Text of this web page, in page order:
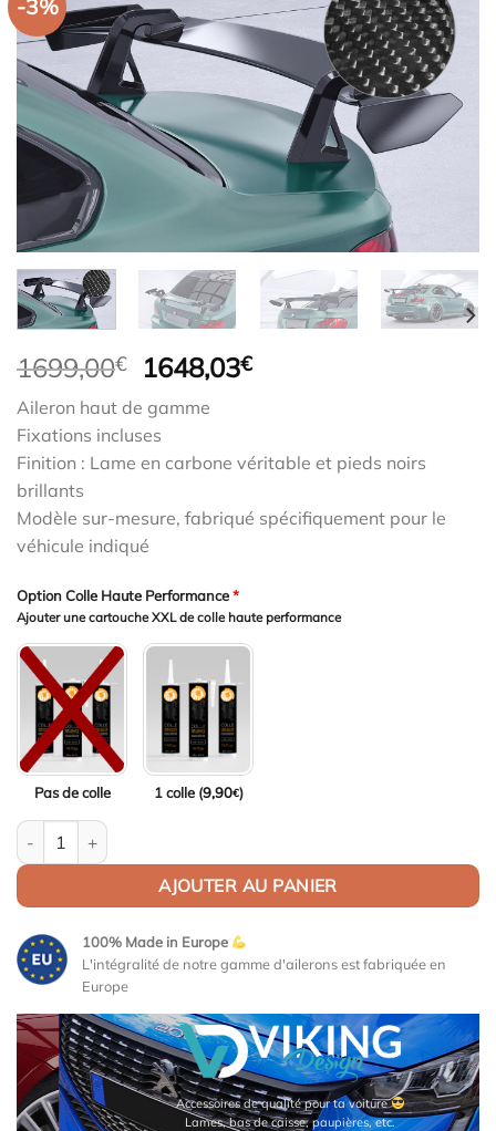
-3%
1699,00€
Le
initial
était :
1699,00€.
1648,03€Le
1648,03€.
Aileron haut de gamme
Fixations incluses
Finition : Lame en carbone véritable et pieds noirs
brillants
Modèle sur-mesure, fabriqué spécifiquement pour le
véhicule indiqué
Option Colle Haute Performance*
Ajouter une cartouche XXL de colle haute performance
Pas de colle 1 colle (9,90€)
quantité de Aileron Col de cygne V2 pour BMW Série 1 E82 /
AJOUTER AU PANIER
100% Made in Europe
L'intégralité de notre gamme d'ailerons est fabriquée en
Europe
Accessoires de qualité pour ta voiture
Lames, bas de caisse, paupières, etc.